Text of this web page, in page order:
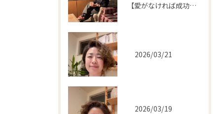
【愛がなければ成功ではない】
2026/03/21
2026/03/19